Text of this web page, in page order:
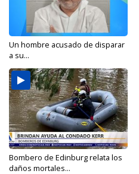
Un hombre acusado de disparar
a su...
Bombero de Edinburg relata los
daños mortales...